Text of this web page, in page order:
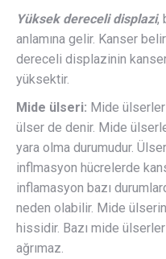
Yüksek dereceli displazi,
anlamına gelir. Kanser
dereceli displazinin
yüksektir.
Mide ülseri: Mide
ülser de denir. Mide
yara olma durumudur.
inflmasyon hücrelerde
inflamasyon bazı
neden olabilir. Mide
hissidir. Bazı mide
ağrımaz.